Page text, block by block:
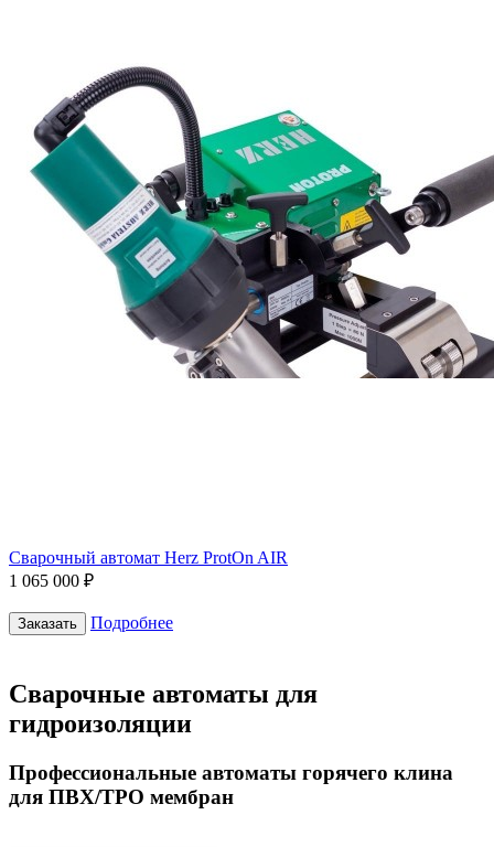
Сварочный автомат Herz ProtOn AIR
1 065 000 ₽
Заказать Подробнее
Сварочные автоматы для
гидроизоляции
Профессиональные автоматы горячего клина
для ПВХ/ТPO мембран